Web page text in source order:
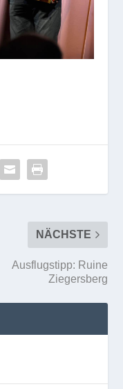
NÄCHSTE
Ausflugstipp: Ruine
Ziegersberg